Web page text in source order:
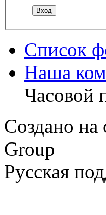
Список
Наша
Часовой
Создано
Group
Русская